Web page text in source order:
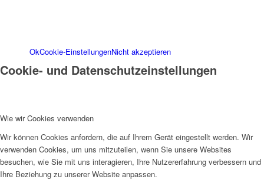
OkCookie-EinstellungenNicht akzeptieren
Cookie- und Datenschutzeinstellungen
Wie wir Cookies verwenden
Wir können Cookies anfordern, die auf Ihrem Gerät eingestellt werden. Wir
verwenden Cookies, um uns mitzuteilen, wenn Sie unsere Websites
besuchen, wie Sie mit uns interagieren, Ihre Nutzererfahrung verbessern und
Ihre Beziehung zu unserer Website anpassen.